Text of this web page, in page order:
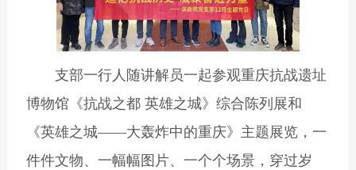
支部一行人随讲解员一起参观重庆抗战遗址
博物馆《抗战之都 英雄之城》综合陈列展和
《英雄之城——大轰炸中的重庆》主题展览，一
件件文物、一幅幅图片、一个个场景，穿过岁